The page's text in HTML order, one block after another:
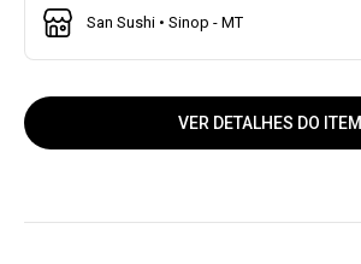
San Sushi • Sinop - MT
VER DETALHES DO ITEM